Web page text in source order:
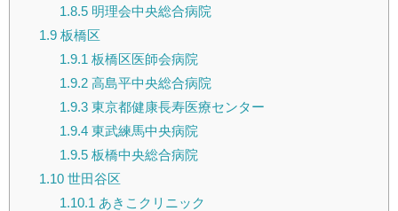
1.8.5明理会中央総合病院
1.9板橋区
1.9.1 板橋区医師会病院
1.9.2高島平中央総合病院
1.9.3東京都健康長寿医療センター
1.9.4東武練馬中央病院
1.9.5板橋中央総合病院
1.10世田谷区
1.10.1 あきこクリニック